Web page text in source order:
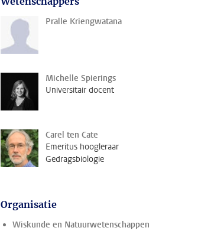
Pralle Kriengwatana
Michelle Spierings
Universitair docent
Carel ten Cate
Emeritus hoogleraar
Gedragsbiologie
Organisatie
Wiskunde en Natuurwetenschappen